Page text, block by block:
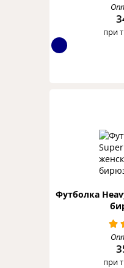
при
Футболка
при